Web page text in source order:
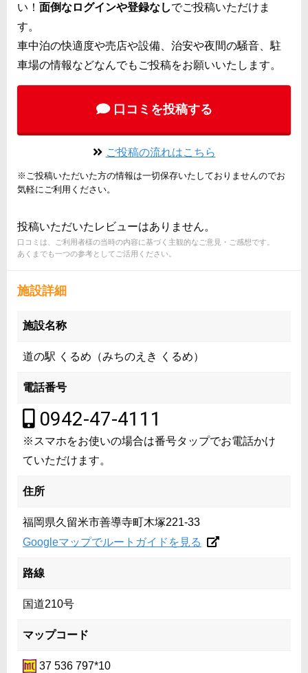
い！ 面倒なログインや登録なしでご投稿いただけま
す。
車中泊の快適度や売店や設備、治安や夜間の騒音、駐
車場の情報などなんでもご投稿をお願いいたします。
口コミを投稿する
ご投稿の流れはこちら
※ご投稿いただいた方の情報は一切保存いたしておりませんのでお
気軽にご利用ください。
投稿いただいたレビューはありません。
口コミは、ご利用者様の当時の内容に基づく主観的なご意見・ご感想です。
あくまでも一つの参考としてご活用ください。
施設詳細
施設名称
道の駅 くるめ（みちのえき くるめ）
電話番号
0942-47-4111
※スマホをお使いの場合は番号タップでお電話かけ
ていただけます。
住所
福岡県久留米市善導寺町木塚221-33
Googleマップでルートガイドを見る
路線
国道210号
マップコード
37 536 797*10